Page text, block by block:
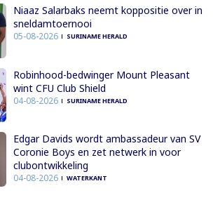
Niaaz Salarbaks neemt koppositie over in
sneldamtoernooi
05-08-2026 SURINAME HERALD
Robinhood-bedwinger Mount Pleasant
wint CFU Club Shield
04-08-2026 SURINAME HERALD
Edgar Davids wordt ambassadeur van SV
Coronie Boys en zet netwerk in voor
clubontwikkeling
04-08-2026 WATERKANT